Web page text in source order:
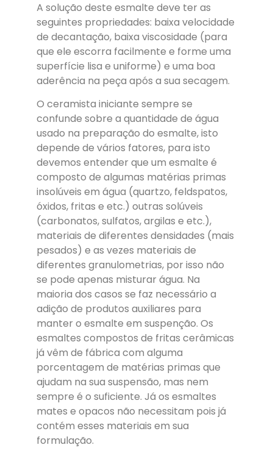
A solução deste esmalte deve ter as
seguintes propriedades: baixa velocidade
de decantação, baixa viscosidade (para
que ele escorra facilmente e forme uma
superfície lisa e uniforme) e uma boa
aderência na peça após a sua secagem.
O ceramista iniciante sempre se
confunde sobre a quantidade de água
usado na preparação do esmalte, isto
depende de vários fatores, para isto
devemos entender que um esmalte é
composto de algumas matérias primas
insolúveis em água (quartzo, feldspatos,
óxidos, fritas e etc.) outras solúveis
(carbonatos, sulfatos, argilas e etc.),
materiais de diferentes densidades (mais
pesados) e as vezes materiais de
diferentes granulometrias, por isso não
se pode apenas misturar água. Na
maioria dos casos se faz necessário a
adição de produtos auxiliares para
manter o esmalte em suspenção. Os
esmaltes compostos de fritas cerâmicas
já vêm de fábrica com alguma
porcentagem de matérias primas que
ajudam na sua suspensão, mas nem
sempre é o suficiente. Já os esmaltes
mates e opacos não necessitam pois já
contém esses materiais em sua
formulação.